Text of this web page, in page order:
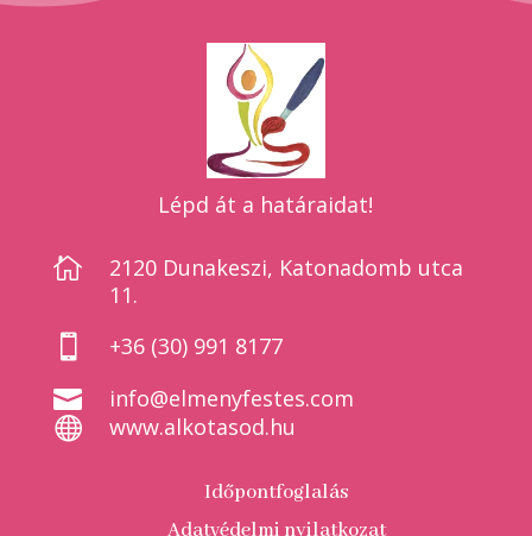
Lépd át a határaidat!

2120 Dunakeszi, Katonadomb utca
11.
 +36 (30) 991 8177
 info@elmenyfestes.com
 www.alkotasod.hu
Időpontfoglalás